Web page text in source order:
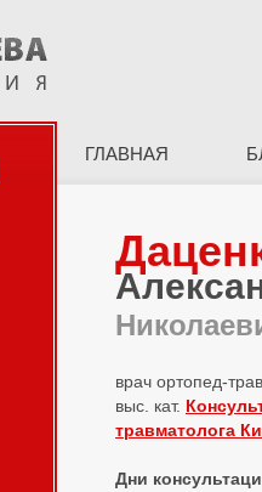
ГЛАВНАЯ
врач ортопед-
выс. кат.
травматолога
Дни